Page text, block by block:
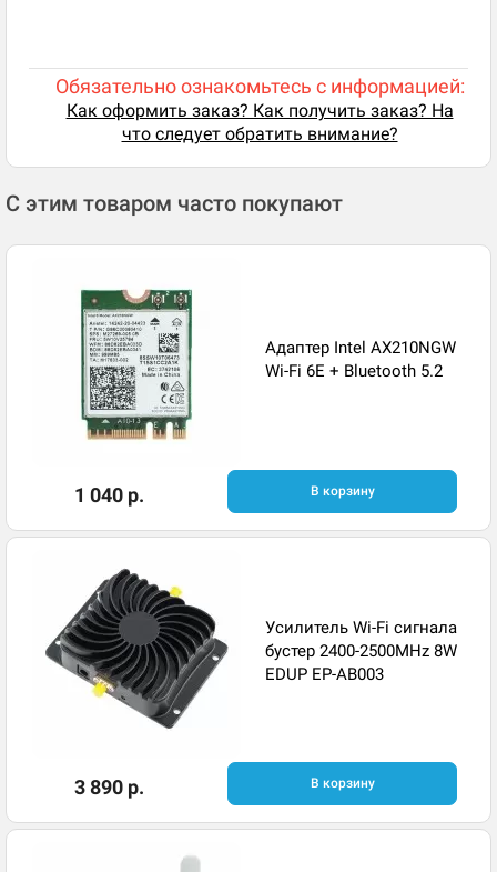
Обязательно ознакомьтесь с информацией:
Как оформить заказ? Как получить заказ? На
что следует обратить внимание?
С этим товаром часто покупают
Адаптер Intel AX210NGW
Wi-Fi 6E + Bluetooth 5.2
1 040 р. В корзину
Усилитель Wi-Fi сигнала
бустер 2400-2500MHz 8W
EDUP EP-AB003
3 890 р. В корзину